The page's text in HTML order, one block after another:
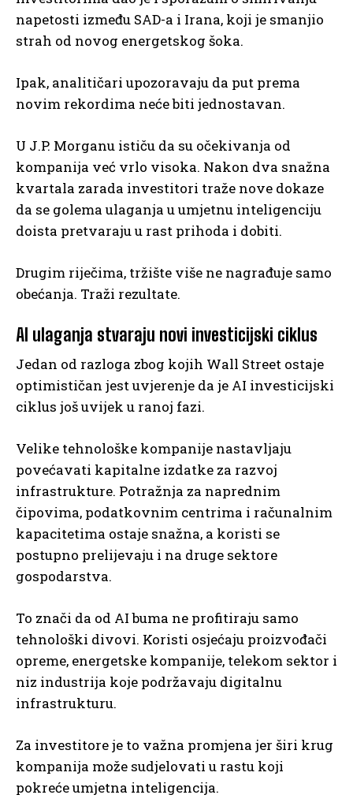
napetosti između SAD-a i Irana, koji je smanjio
strah od novog energetskog šoka.
Ipak, analitičari upozoravaju da put prema
novim rekordima neće biti jednostavan.
U J.P. Morganu ističu da su očekivanja od
kompanija već vrlo visoka. Nakon dva snažna
kvartala zarada investitori traže nove dokaze
da se golema ulaganja u umjetnu inteligenciju
doista pretvaraju u rast prihoda i dobiti.
Drugim riječima, tržište više ne nagrađuje samo
obećanja. Traži rezultate.
AI ulaganja stvaraju novi investicijski ciklus
Jedan od razloga zbog kojih Wall Street ostaje
optimističan jest uvjerenje da je AI investicijski
ciklus još uvijek u ranoj fazi.
Velike tehnološke kompanije nastavljaju
povećavati kapitalne izdatke za razvoj
infrastrukture. Potražnja za naprednim
čipovima, podatkovnim centrima i računalnim
kapacitetima ostaje snažna, a koristi se
postupno prelijevaju i na druge sektore
gospodarstva.
To znači da od AI buma ne profitiraju samo
tehnološki divovi. Koristi osjećaju proizvođači
opreme, energetske kompanije, telekom sektor i
niz industrija koje podržavaju digitalnu
infrastrukturu.
Za investitore je to važna promjena jer širi krug
kompanija može sudjelovati u rastu koji
pokreće umjetna inteligencija.